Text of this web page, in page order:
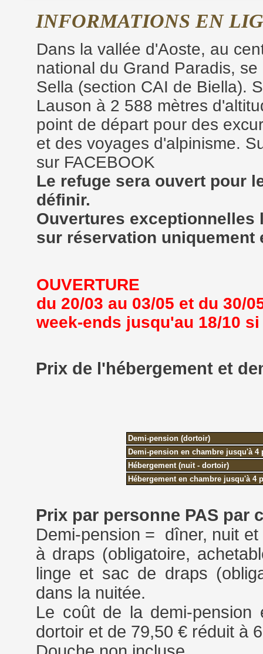
INFORMATIONS EN
Dans la vallée d'Aoste, au
national du Grand Paradis,
Sella (section CAI de Biella).
Lauson à 2 588 mètres
point de départ pour des
et des voyages d'alpinisme.
sur FACEBOOK
Le refuge sera ouvert pour
définir.
Ouvertures exceptionnelles
sur réservation uniquement
OUVERTURE
du 20/03 au 03/05 et du 30/
week-ends jusqu'au 18/10
Prix de l'hébergement et
Demi-pension (dortoir)
Demi-pension en chambre jusqu'à 4
Hébergement (nuit - dortoir)
Hébergement en chambre jusqu'à 4
Prix ​​par personne PAS par
Demi-pension = dîner, nuit
à draps (obligatoire,
linge et sac de draps
dans la nuitée.
Le coût de la demi-
dortoir et de 79,50 € réduit à